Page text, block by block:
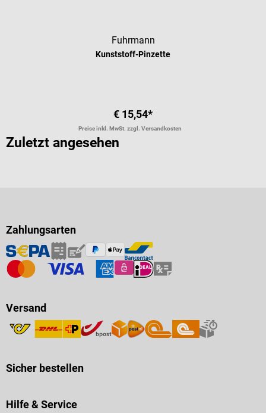
Fuhrmann
Kunststoff-Pinzette
€ 15,54*
Preise inkl. MwSt. zzgl. Versandkosten
Zuletzt angesehen
Zahlungsarten
Versand
Sicher bestellen
Hilfe & Service